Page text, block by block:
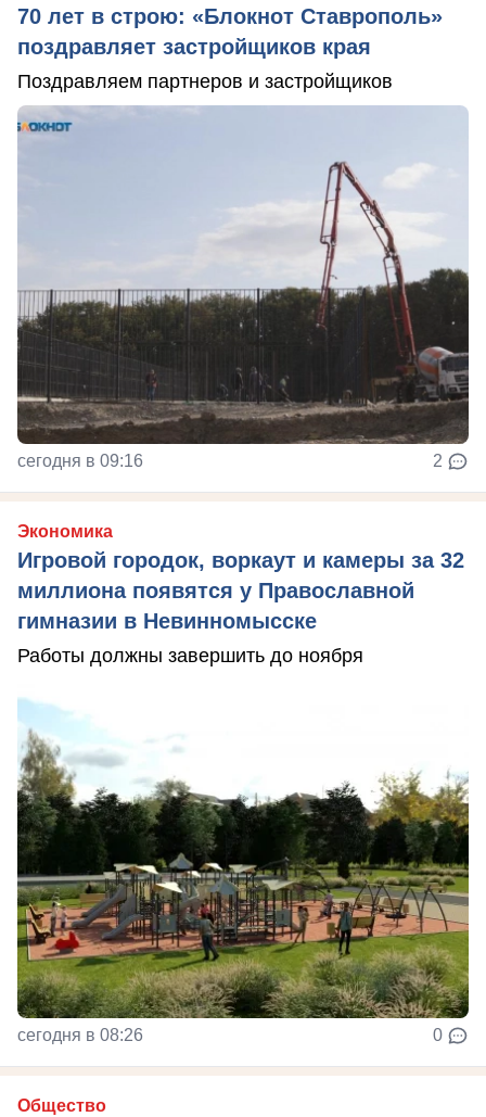
70 лет в строю: «Блокнот Ставрополь»
поздравляет застройщиков края
Поздравляем партнеров и застройщиков
сегодня в 09:16 2
Экономика
Игровой городок, воркаут и камеры за 32
миллиона появятся у Православной
гимназии в Невинномысске
Работы должны завершить до ноября
сегодня в 08:26 0
Общество